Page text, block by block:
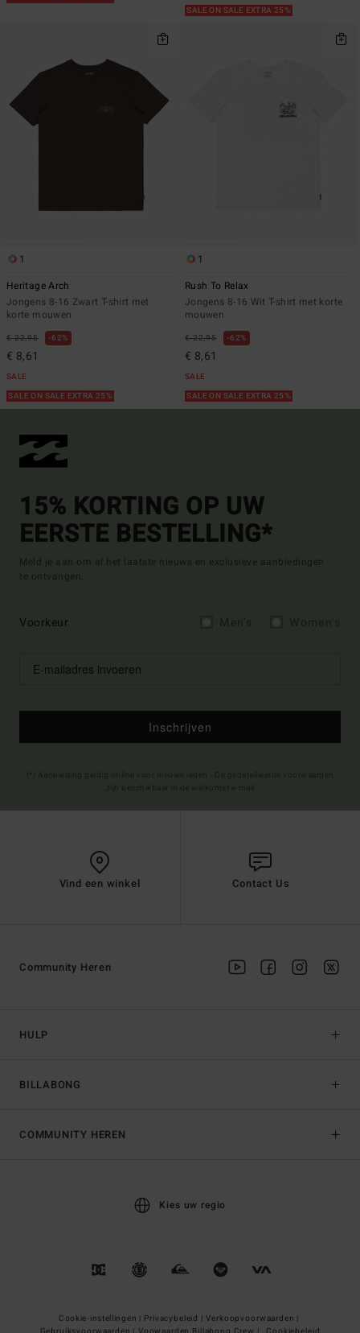
SALE ON SALE EXTRA 25%
1
Heritage Arch
Jongens 8-16 Zwart T-shirt met
korte mouwen
€ 22,95 62%
€ 8,61
SALE
SALE ON SALE EXTRA 25%
1
Rush To Relax
Jongens 8-16 Wit T-shirt met korte
mouwen
€ 22,95 62%
€ 8,61
SALE
SALE ON SALE EXTRA 25%
15% KORTING OP UW
EERSTE BESTELLING*
Meld je aan om al het laatste nieuws en exclusieve aanbiedingen
te ontvangen.
Voorkeur
Inschrijven
Vind een winkel Contact Us
HULP
BILLABONG
Community Heren
COMMUNITY HEREN
Kies uw regio
Cookie-instellingen | Privacybeleid | Verkoopvoorwaarden |